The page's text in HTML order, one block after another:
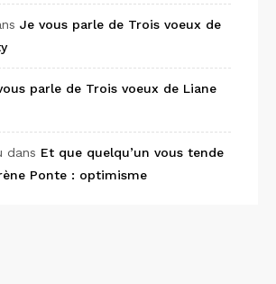
Je vous parle de Trois voeux de
parle de Trois voeux de Liane
dans Et que quelqu’un vous tende
Ponte : optimisme